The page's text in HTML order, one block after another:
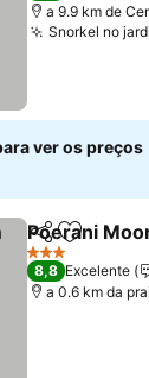
a 9.9 km de
Snorkel no
ver os preços
Partilhar
Poerani
3 Estrelas
8,8 Excelente
a 0.6 km da